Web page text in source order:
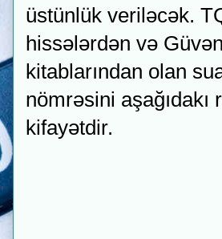
üstünlük veriləcək.
hissələrdən və
kitablarından olan
nömrəsini aşağıdakı
kifayətdir.